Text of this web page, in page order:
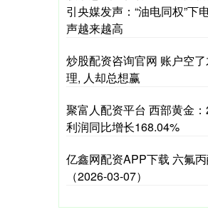
引央媒发声：“油电同权”下
声越来越高
炒股配资咨询官网 账户空
理, 人却总想赢
聚富人配资平台 西部黄金
利润同比增长168.04%
亿鑫网配资APP下载 六氟
（2026-03-07）